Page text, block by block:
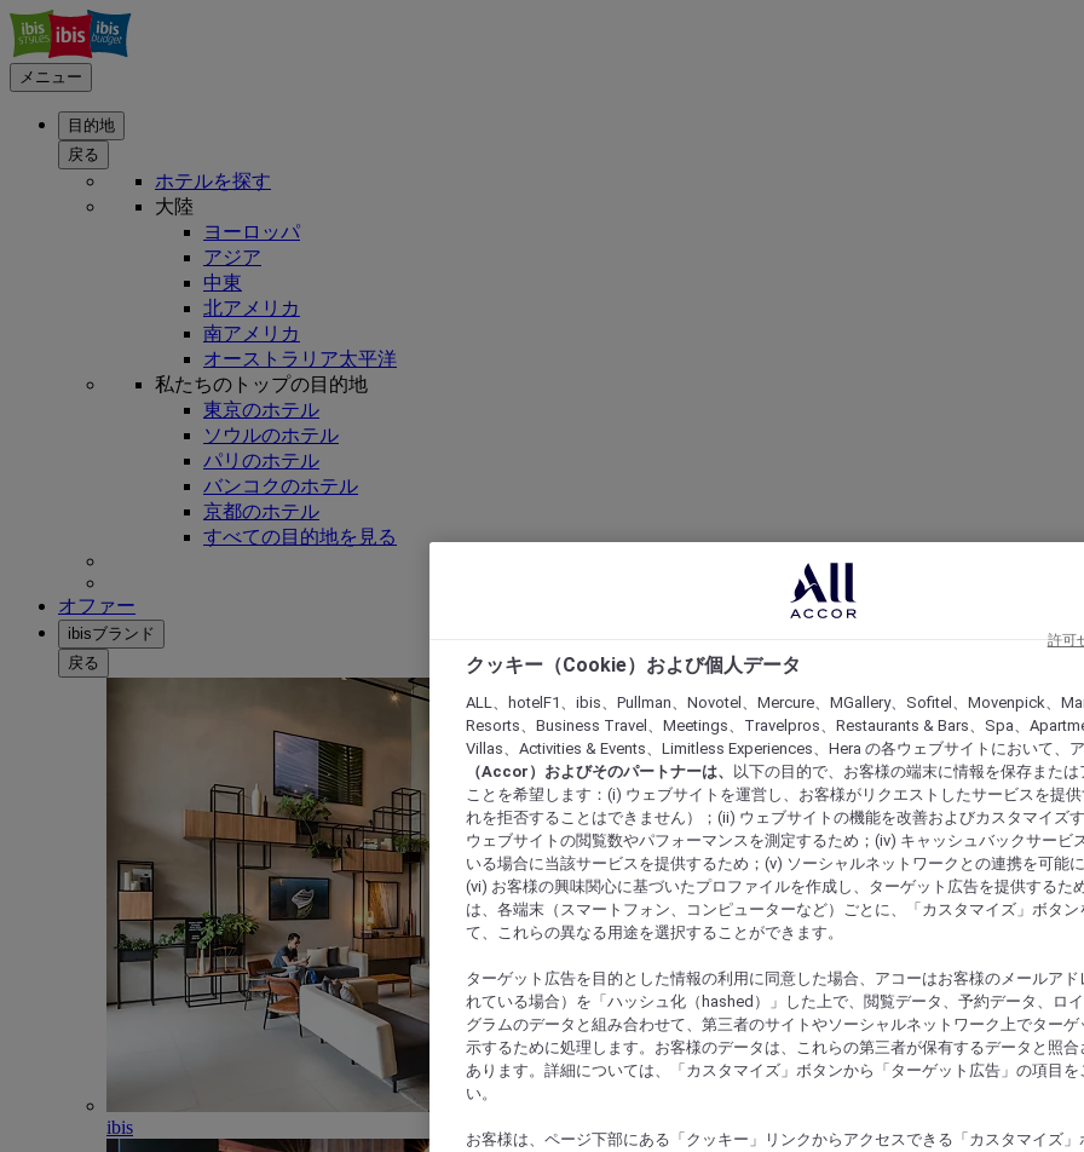
メニュー
目的地
戻る
ホテルを探す
大陸
ヨーロッパ
アジア
中東
北アメリカ
南アメリカ
オーストラリア太平洋
私たちのトップの目的地
東京のホテル
ソウルのホテル
パリのホテル
バンコクのホテル
京都のホテル
すべての目的地を見る
オファー
ibisブランド
戻る
ibis
クッキー（Cookie）および個人データ
ALL、hotelF1、ibis、Pullman、Novotel、Mercure、MGallery、Sofitel、Movenpick、
Resorts、Business Travel、Meetings、Travelpros、Restaurants & Bars、Spa、
Villas、Activities & Events、Limitless Experiences、Hera の各ウェブサイトにおいて、
（Accor）およびそのパートナーは、
以下の目的で、お客様の端末に情報を保存または
ことを希望します：(i) ウェブサイトを運営し、お客様がリクエストしたサービスを提供
れを拒否することはできません）；(ii) ウェブサイトの機能を改善およびカスタマイズ
ウェブサイトの閲覧数やパフォーマンスを測定するため；(iv) キャッシュバックサービ
いる場合に当該サービスを提供するため；(v) ソーシャルネットワークとの連携を可能
(vi) お客様の興味関心に基づいたプロファイルを作成し、ターゲット広告を提供するた
は、各端末（スマートフォン、コンピューターなど）ごとに、「カスタマイズ」ボタン
て、これらの異なる用途を選択することができます。
ターゲット広告を目的とした情報の利用に同意した場合、アコーはお客様のメールアド
れている場合）を「ハッシュ化（hashed）」した上で、閲覧データ、予約データ、ロ
グラムのデータと組み合わせて、第三者のサイトやソーシャルネットワーク上でター
示するために処理します。お客様のデータは、これらの第三者が保有するデータと照合
あります。詳細については、「カスタマイズ」ボタンから「ターゲット広告」の項目を
い。
お客様は、ページ下部にある「クッキー」リンクからアクセスできる「カスタマイズ」
許可